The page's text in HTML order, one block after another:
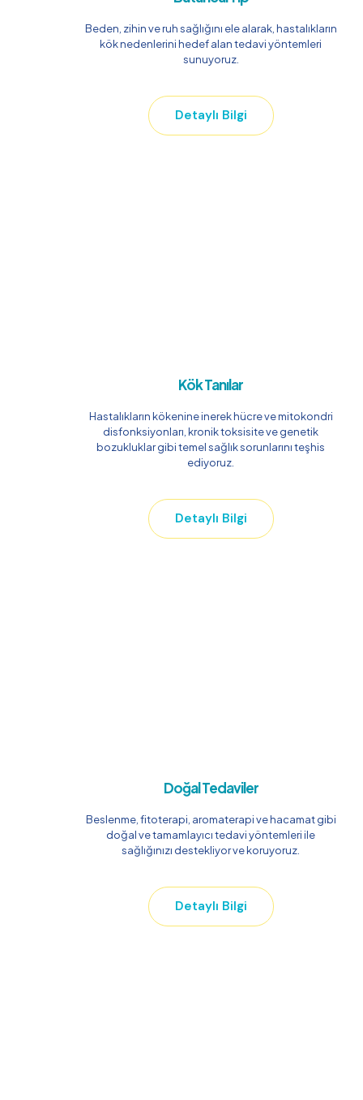
Beden, zihin ve ruh sağlığını ele alarak, hastalıkların
kök nedenlerini hedef alan tedavi yöntemleri
sunuyoruz.
Detaylı Bilgi
Kök Tanılar
Hastalıkların kökenine inerek hücre ve mitokondri
disfonksiyonları, kronik toksisite ve genetik
bozukluklar gibi temel sağlık sorunlarını teşhis
ediyoruz.
Detaylı Bilgi
Doğal Tedaviler
Beslenme, fitoterapi, aromaterapi ve hacamat gibi
doğal ve tamamlayıcı tedavi yöntemleri ile
sağlığınızı destekliyor ve koruyoruz.
Detaylı Bilgi